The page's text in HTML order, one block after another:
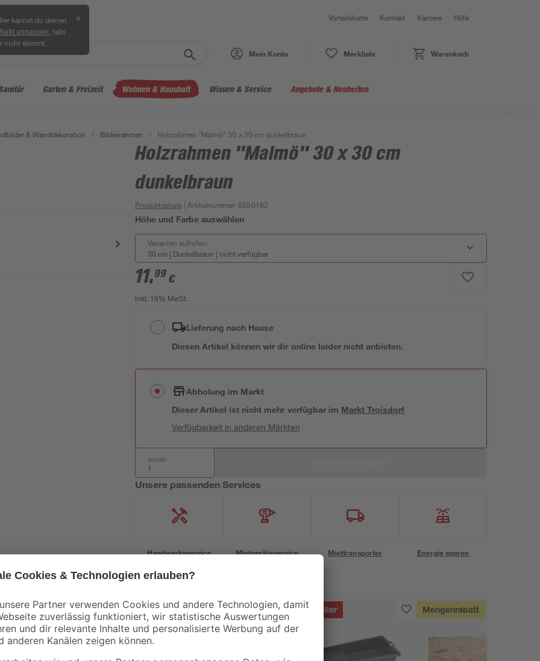
kannst du deinen
anpassen , falls
nicht stimmt.
✕ Vorteilskarte Kontakt Karriere Hilfe
Mein Konto Merkliste Warenkorb
Garten & Freizeit Wohnen & Haushalt Wissen & Service Angebote & Neuheiten
& Wanddekoration / Bilderrahmen / Holzrahmen "Malmö" 30 x 30 cm dunkelbraun
Holzrahmen "Malmö" 30 x 30 cm
dunkelbraun
Produktdetails | Artikelnummer: 8550182
Höhe und Farbe auswählen
Varianten aufrufen:
30 cm | Dunkelbraun | nicht verfügbar
11,99 €
inkl. 19% MwSt.
Lieferung nach Hause
Diesen Artikel können wir dir online leider nicht anbieten.
Abholung im Markt
Dieser Artikel ist nicht mehr verfügbar im Markt Troisdorf
Verfügbarkeit in anderen Märkten
Anzahl:
Unsere passenden Services
Handwerksservice Mietgeräteservice Miettransporter Energie sparen
Bestseller Bestseller Bestseller Mengenrabatt